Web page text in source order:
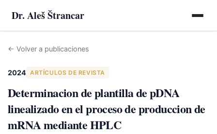
Dr. Aleš Štrancar
← Volver a publicaciones
2024 ARTÍCULOS DE REVISTA
Determinacion de plantilla de pDNA
linealizado en el proceso de produccion de
mRNA mediante HPLC